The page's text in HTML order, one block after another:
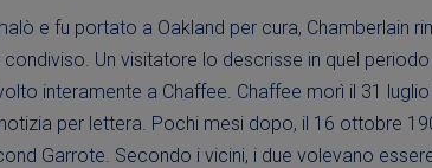
e fu portato a Oakland per cura, Chamberlain
Un visitatore lo descrisse in quel periodo
interamente a Chaffee. Chaffee morì il 31
per lettera. Pochi mesi dopo, il 16 ottobre
Garrote. Secondo i vicini, i due volevano